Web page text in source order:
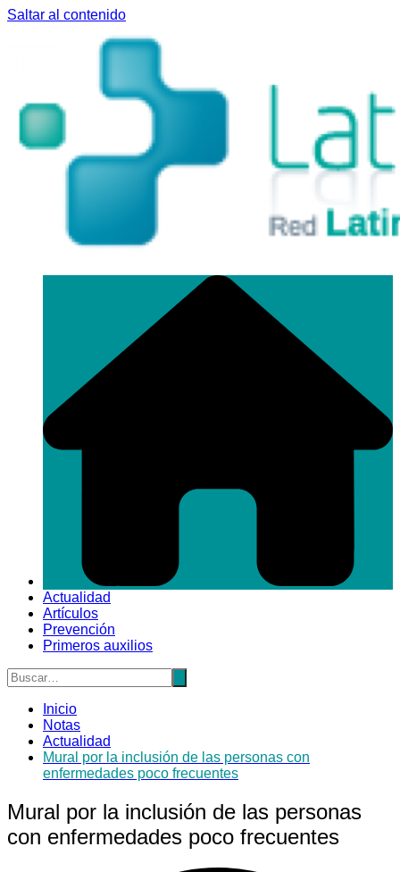
Saltar al contenido
Actualidad
Artículos
Prevención
Primeros auxilios
Inicio
Notas
Actualidad
Mural por la inclusión de las personas con
enfermedades poco frecuentes
Mural por la inclusión de las personas
con enfermedades poco frecuentes